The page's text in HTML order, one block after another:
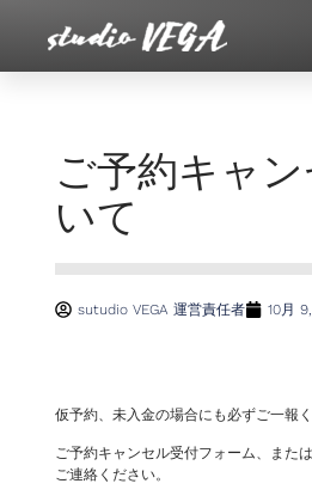
ご予約キャ
いて
sutudio VEGA 運営責任者 10月
仮予約、未入金の場合にも必ずご一報く
ご予約キャンセル受付フォーム、また
ご連絡ください。